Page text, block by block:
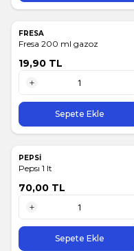
FRESA
Fresa 200 ml gazoz
19,90 TL
1 Adet
Sepete Ekle
PEPSİ
Pepsı 1 lt
70,00 TL
1 Adet
Sepete Ekle